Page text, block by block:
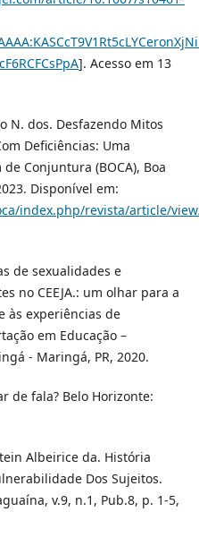
]. Acesso em 13
N. dos. Desfazendo Mitos
Deficiências: Uma
Conjuntura (BOCA), Boa
Disponível em:
index.php/revista/article/
de sexualidades e
no CEEJA.: um olhar para a
às experiências de
em Educação –
- Maringá, PR, 2020.
de fala? Belo Horizonte:
Albeirice da. História
Dos Sujeitos.
v.9, n.1, Pub.8, p. 1-5,